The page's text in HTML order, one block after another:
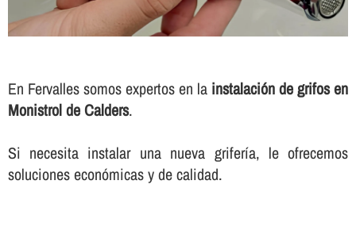
En Fervalles somos expertos en la instalación de grifos en
Monistrol de Calders.
Si necesita instalar una nueva griferí­a, le ofrecemos
soluciones económicas y de calidad.